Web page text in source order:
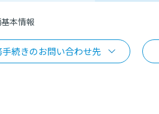
本情報
続きのお問い合わせ先